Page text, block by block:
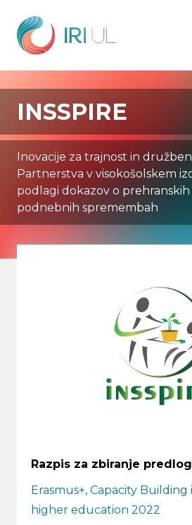
INSSPIRE
Inovacije za trajnost in
Partnerstva v visokošolskem
podlagi dokazov o prehranskih
podnebnih spremembah
Razpis za zbiranje
Erasmus+, Capacity
higher education 2022